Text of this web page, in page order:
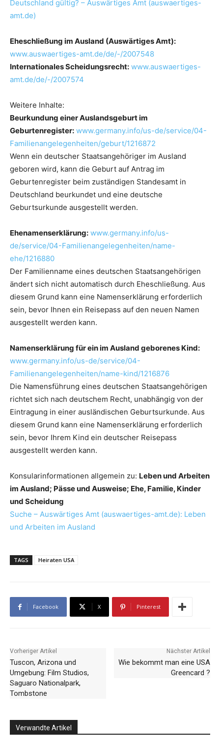
Deutschland gültig? – Auswärtiges Amt (auswaertiges-
amt.de)
Eheschließung im Ausland (Auswärtiges Amt):
www.auswaertiges-amt.de/de/-/2007548
Internationales Scheidungsrecht: www.auswaertiges-
amt.de/de/-/2007574
Weitere Inhalte:
Beurkundung einer Auslandsgeburt im
Geburtenregister: www.germany.info/us-de/service/04-
Familienangelegenheiten/geburt/1216872
Wenn ein deutscher Staatsangehöriger im Ausland
geboren wird, kann die Geburt auf Antrag im
Geburtenregister beim zuständigen Standesamt in
Deutschland beurkundet und eine deutsche
Geburtsurkunde ausgestellt werden.
Ehenamenserklärung: www.germany.info/us-
de/service/04-Familienangelegenheiten/name-
ehe/1216880
Der Familienname eines deutschen Staatsangehörigen
ändert sich nicht automatisch durch Eheschließung. Aus
diesem Grund kann eine Namenserklärung erforderlich
sein, bevor Ihnen ein Reisepass auf den neuen Namen
ausgestellt werden kann.
Namenserklärung für ein im Ausland geborenes Kind:
www.germany.info/us-de/service/04-
Familienangelegenheiten/name-kind/1216876
Die Namensführung eines deutschen Staatsangehörigen
richtet sich nach deutschem Recht, unabhängig von der
Eintragung in einer ausländischen Geburtsurkunde. Aus
diesem Grund kann eine Namenserklärung erforderlich
sein, bevor Ihrem Kind ein deutscher Reisepass
ausgestellt werden kann.
Konsularinformationen allgemein zu: Leben und Arbeiten
im Ausland; Pässe und Ausweise; Ehe, Familie, Kinder
und Scheidung
Suche – Auswärtiges Amt (auswaertiges-amt.de): Leben
und Arbeiten im Ausland
TAGS Heiraten USA
Facebook X Pinterest
Vorheriger Artikel
Tuscon, Arizona und
Umgebung: Film Studios,
Saguaro Nationalpark,
Tombstone
Nächster Artikel
Wie bekommt man eine USA
Greencard ?
Verwandte Artikel